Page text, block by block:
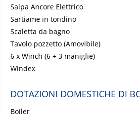
Salpa Ancore Elettrico
Sartiame in tondino
Scaletta da bagno
Tavolo pozzetto (Amovibile)
6 x Winch (6 + 3 maniglie)
Windex
DOTAZIONI DOMESTICHE DI
Boiler